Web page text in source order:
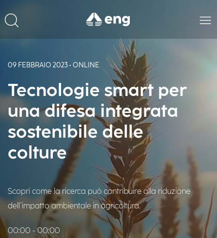
09 FEBBRAIO 2023 • ONLINE
Tecnologie smart per
una difesa integrata
sostenibile delle
colture
Scopri come la ricerca può contribuire alla riduzione
dell'impatto ambientale in agricoltura.
00:00 - 00:00